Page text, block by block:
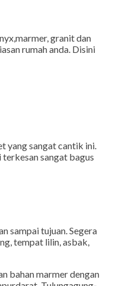
granit dan
rumah anda. Disini
yang sangat cantik ini.
sangat bagus
tujuan. Segera
tempat lilin, asbak,